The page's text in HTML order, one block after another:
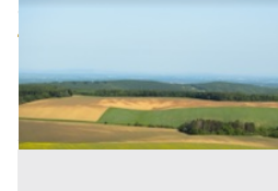
48.000 €
Codice asta:BN5342390
Asta chiusa